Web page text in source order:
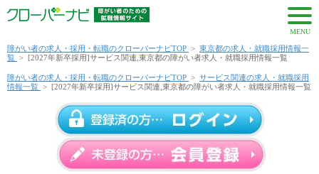
MENU
障がい者の求人・採用・転職のクローバーナビTOP > 東京都の求人・就職採用情報一
覧 > [2027年新卒採用]サービス関連,東京都の障がい者求人・就職採用情報一覧
障がい者の求人・採用・転職のクローバーナビTOP > サービス関連の求人・就職採用
情報一覧 > [2027年新卒採用]サービス関連,東京都の障がい者求人・就職採用情報一覧